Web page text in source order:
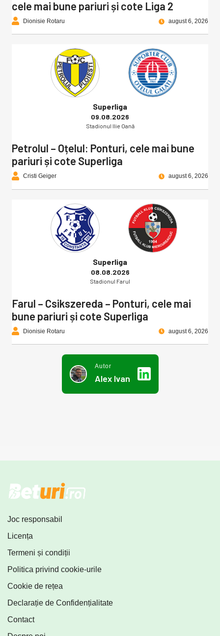
cele mai bune pariuri și cote Liga 2
Dionisie Rotaru august 6, 2026
Superliga
09.08.2026
Stadionul Ilie Oană
Petrolul – Oțelul: Ponturi, cele mai bune
pariuri și cote Superliga
Cristi Geiger august 6, 2026
Superliga
08.08.2026
Stadionul Farul
Farul – Csikszereda – Ponturi, cele mai
bune pariuri și cote Superliga
Dionisie Rotaru august 6, 2026
Autor
Alex Ivan
Joc responsabil
Licența
Termeni și condiții
Politica privind cookie-urile
Cookie de rețea
Declarație de Confidențialitate
Contact